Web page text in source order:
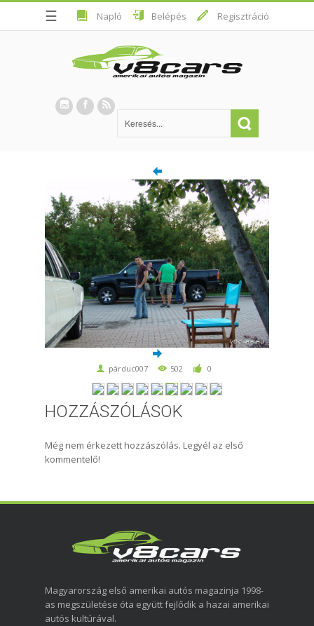
☰ Napló Belépés Regisztráció
párduc007 502 0
HOZZÁSZÓLÁSOK
Még nem érkezett hozzászólás. Legyél az első
kommentelő!
Magyarország első amerikai autós magazinja 1998-
as megszületése óta együtt fejlődik a hazai amerikai
autós kultúrával.